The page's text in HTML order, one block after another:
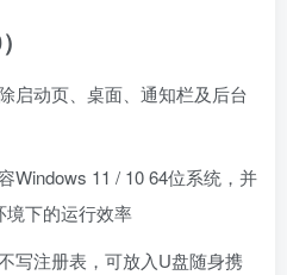
启动页、桌面、通知栏及后台
Windows 11 / 10 64位系统，并
境下的运行效率
写注册表，可放入U盘随身携